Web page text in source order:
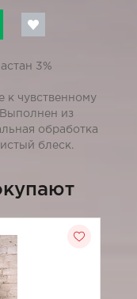
3%
к чувственному
из
обработка
блеск.